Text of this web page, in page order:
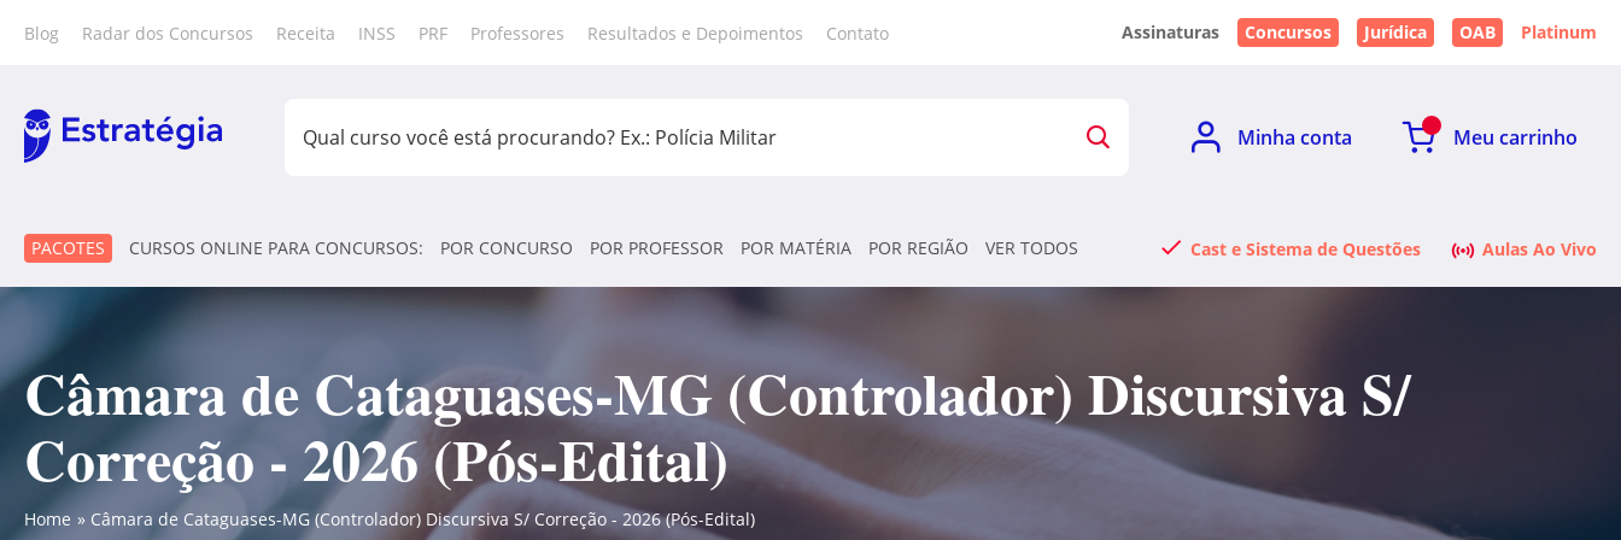
Blog Radar dos Concursos Receita INSS PRF Professores Resultados e Depoimentos Contato Assinaturas Concursos Jurídica OAB Platinum
Minha conta Meu carrinho
PACOTES CURSOS ONLINE PARA CONCURSOS: POR CONCURSO POR PROFESSOR POR MATÉRIA POR REGIÃO VER TODOS Cast e Sistema de Questões Aulas Ao Vivo
Câmara de Cataguases-MG (Controlador) Discursiva S/
Correção - 2026 (Pós-Edital)
Home Câmara de Cataguases-MG (Controlador) Discursiva S/ Correção - 2026 (Pós-Edital)